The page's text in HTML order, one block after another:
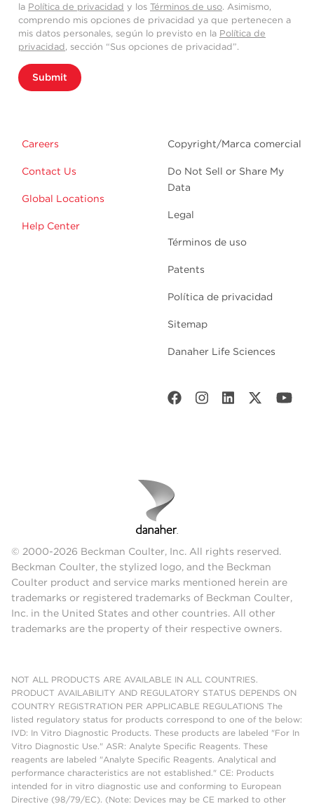
la Política de privacidad y los Términos de uso. Asimismo,
comprendo mis opciones de privacidad ya que pertenecen a
mis datos personales, según lo previsto en la Política de
privacidad, sección “Sus opciones de privacidad”.
Submit
Careers
Contact Us
Global Locations
Help Center
Copyright/Marca comercial
Do Not Sell or Share My
Data
Legal
Términos de uso
Patents
Política de privacidad
Sitemap
Danaher Life Sciences
© 2000-2026 Beckman Coulter, Inc. All rights reserved.
Beckman Coulter, the stylized logo, and the Beckman
Coulter product and service marks mentioned herein are
trademarks or registered trademarks of Beckman Coulter,
Inc. in the United States and other countries. All other
trademarks are the property of their respective owners.
NOT ALL PRODUCTS ARE AVAILABLE IN ALL COUNTRIES.
PRODUCT AVAILABILITY AND REGULATORY STATUS DEPENDS ON
COUNTRY REGISTRATION PER APPLICABLE REGULATIONS The
listed regulatory status for products correspond to one of the below:
IVD: In Vitro Diagnostic Products. These products are labeled "For In
Vitro Diagnostic Use." ASR: Analyte Specific Reagents. These
reagents are labeled "Analyte Specific Reagents. Analytical and
performance characteristics are not established." CE: Products
intended for in vitro diagnostic use and conforming to European
Directive (98/79/EC). (Note: Devices may be CE marked to other